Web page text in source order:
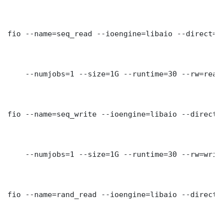
fio --name=seq_read --ioengine=libaio --
--numjobs=1 --size=1G --runtime=30 --
fio --name=seq_write --ioengine=libaio --
--numjobs=1 --size=1G --runtime=30 --
fio --name=rand_read --ioengine=libaio --